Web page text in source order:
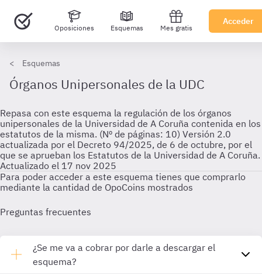
Oposiciones Esquemas Mes gratis
Acceder
Esquemas
Órganos Unipersonales de la UDC
Repasa con este esquema la regulación de los órganos
unipersonales de la Universidad de A Coruña contenida en los
estatutos de la misma. (Nº de páginas: 10) Versión 2.0
actualizada por el Decreto 94/2025, de 6 de octubre, por el
que se aprueban los Estatutos de la Universidad de A Coruña.
Actualizado el 17 nov 2025
Para poder acceder a este esquema tienes que comprarlo
mediante la cantidad de OpoCoins mostrados
Preguntas frecuentes
¿Se me va a cobrar por darle a descargar el
esquema?